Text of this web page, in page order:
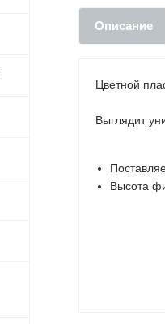
Описание
Цветной
Выглядит
Высота